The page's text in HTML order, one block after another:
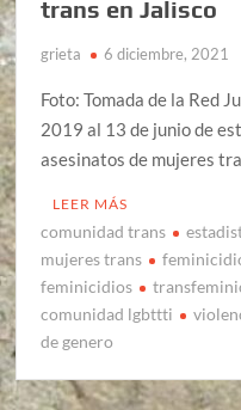
trans en Jalisco
grieta 6 diciembre, 2021
Foto: Tomada de la Red
2019 al 13 de junio de
asesinatos de mujeres
LEER MÁS
comunidad trans
mujeres trans
feminicidios
comunidad lgbttti
de genero